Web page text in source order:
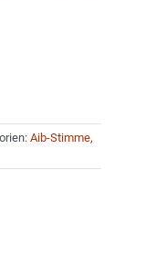
Aib-Stimme,